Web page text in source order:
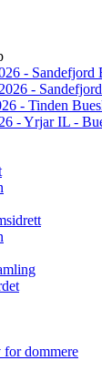
- Sandefjord
-
- Tinden
- Yrjar IL -
for dommere